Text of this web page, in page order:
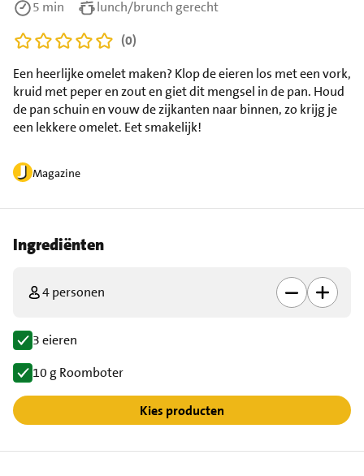
Magazine
Een heerlijke omelet maken? Klop de eieren los met een vork,
kruid met peper en zout en giet dit mengsel in de pan. Houd
de pan schuin en vouw de zijkanten naar binnen, zo krijg je
een lekkere omelet. Eet smakelijk!
5 min
lunch/brunch gerecht
(0)
Ingrediënten
4 personen
3 eieren
10 g Roomboter
Kies producten